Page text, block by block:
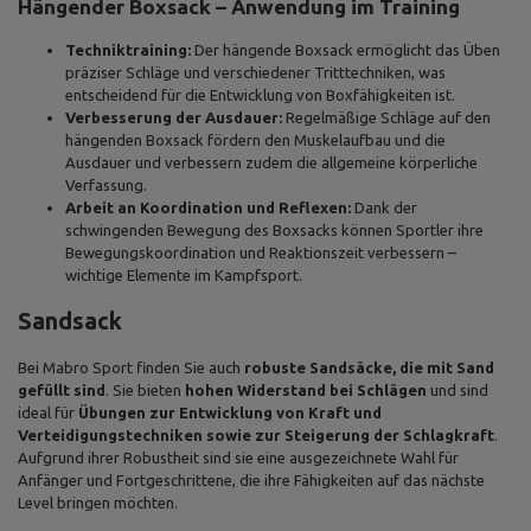
Hängender Boxsack – Anwendung im Training
Techniktraining: Der hängende Boxsack ermöglicht das Üben
präziser Schläge und verschiedener Tritttechniken, was
entscheidend für die Entwicklung von Boxfähigkeiten ist.
Verbesserung der Ausdauer: Regelmäßige Schläge auf den
hängenden Boxsack fördern den Muskelaufbau und die
Ausdauer und verbessern zudem die allgemeine körperliche
Verfassung.
Arbeit an Koordination und Reflexen: Dank der
schwingenden Bewegung des Boxsacks können Sportler ihre
Bewegungskoordination und Reaktionszeit verbessern –
wichtige Elemente im Kampfsport.
Sandsack
Bei Mabro Sport finden Sie auch robuste Sandsäcke, die mit Sand
gefüllt sind . Sie bieten hohen Widerstand bei Schlägen und sind
ideal für Übungen zur Entwicklung von Kraft und
Verteidigungstechniken sowie zur Steigerung der Schlagkraft.
Aufgrund ihrer Robustheit sind sie eine ausgezeichnete Wahl für
Anfänger und Fortgeschrittene, die ihre Fähigkeiten auf das nächste
Level bringen möchten.